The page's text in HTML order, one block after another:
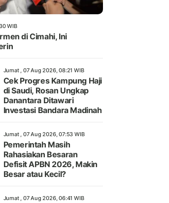
WIB
di Cimahi, Ini
Jumat , 07 Aug 2026, 08:21 WIB
Cek Progres Kampung Haji
di Saudi, Rosan Ungkap
Danantara Ditawari
Investasi Bandara Madinah
Jumat , 07 Aug 2026, 07:53 WIB
Pemerintah Masih
Rahasiakan Besaran
Defisit APBN 2026, Makin
Besar atau Kecil?
Jumat , 07 Aug 2026, 06:41 WIB